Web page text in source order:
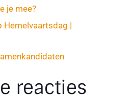
je mee?
Hemelvaartsdag |
reacties